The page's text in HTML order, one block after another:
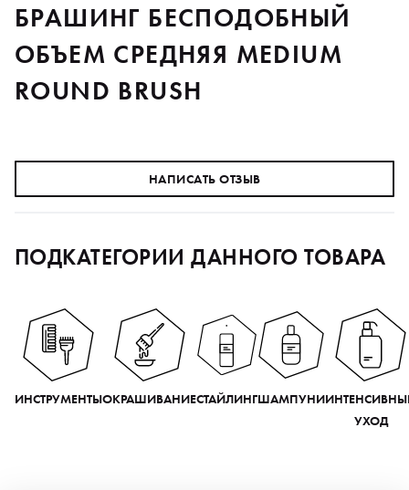
БРАШИНГ БЕСПОДОБНЫЙ
ОБЪЕМ СРЕДНЯЯ MEDIUM
ROUND BRUSH
НАПИСАТЬ ОТЗЫВ
ПОДКАТЕГОРИИ ДАННОГО ТОВАРА
ИНСТРУМЕНТЫОКРАШИВАНИЕСТАЙЛИНГШАМПУНИ
УХОД